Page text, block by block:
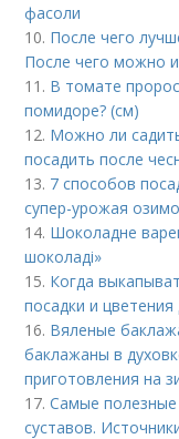
фасоли
10. После чего
После чего можно
11. В томате
помидоре? (см)
12. Можно ли
посадить после
13. 7 способов
супер-урожая
14. Шоколадне
шоколаді»
15. Когда
посадки и цветения
16. Вяленые
баклажаны в
приготовления на
17.Самые полезные
суставов.